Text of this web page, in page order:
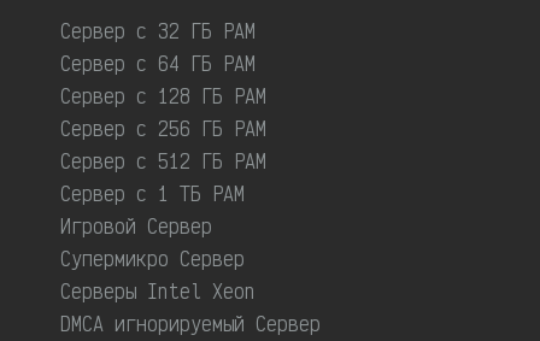
Сервер с 32 ГБ РАМ
Сервер с 64 ГБ РАМ
Сервер с 128 ГБ РАМ
Сервер с 256 ГБ РАМ
Сервер с 512 ГБ РАМ
Сервер с 1 ТБ РАМ
Игровой Сервер
Супермикро Сервер
Серверы Intel Xeon
DMCA игнорируемый Сервер